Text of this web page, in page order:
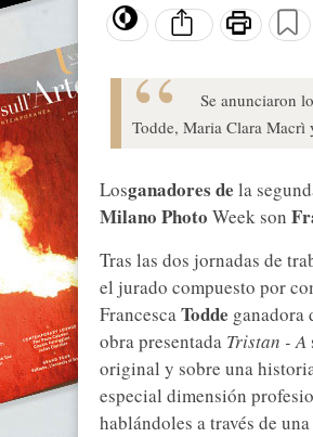
Se anunciaron
Todde, Maria Clara
Losganadores de la
Milano Photo Week son
Tras las dos jornadas de
el jurado compuesto por
FrancescaTodde ganadora
obra presentada Tristan - A
original y sobre una
especial dimensión
hablándoles a través de